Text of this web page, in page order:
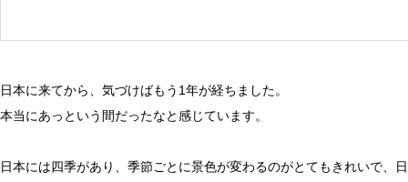
日本に来てから、気づけばもう1年が経ちました。
本当にあっという間だったなと感じています。
日本には四季があり、季節ごとに景色が変わるのがとてもきれいで、